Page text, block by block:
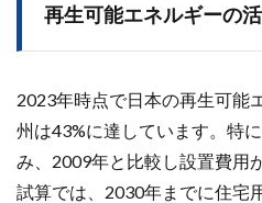
再生可能エネルギーの
2023年時点で日本の再生可能
州は43%に達しています。特
み、2009年と比較し設置費用
試算では、2030年までに住宅